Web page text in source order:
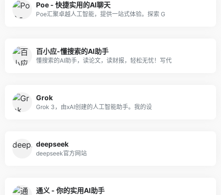
Poe - 快捷实用的AI聊天
Poe汇聚卓越人工智能，提供一站式体验。探索 G
百小应-懂搜索的AI助手
懂搜索的AI助手，读论文，读财报，轻松无忧！写代
Grok
Grok 3，由xAI创建的人工智能助手。我的设
deepseek
deepseek官方网站
通义 - 你的实用AI助手